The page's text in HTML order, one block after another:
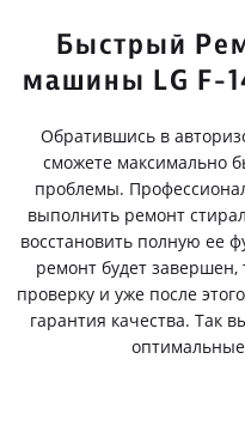
Быстрый
машины LG F-
Обратившись в
сможете максимально
проблемы.
выполнить ремонт
восстановить полную ее
ремонт будет
проверку и уже после
гарантия качества. Так